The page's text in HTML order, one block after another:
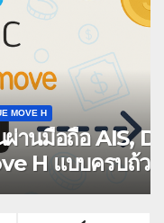
ท์มือถือ
คู่มือเปรียบ
ใหม่